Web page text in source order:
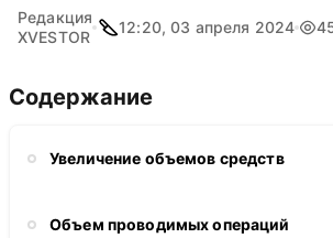
Редакция
XVESTOR
12:20, 03 апреля 2024
Содержание
Увеличение объемов средств
Объем проводимых операций